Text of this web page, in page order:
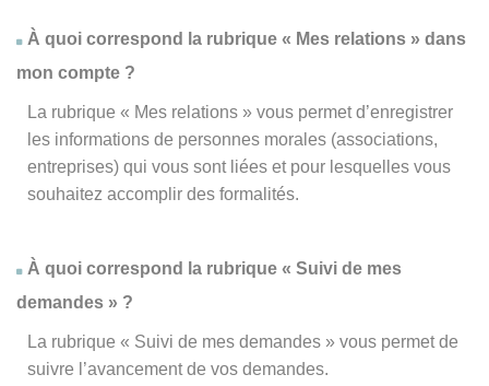
À quoi correspond la rubrique « Mes relations » dans
mon compte ?
La rubrique « Mes relations » vous permet d’enregistrer
les informations de personnes morales (associations,
entreprises) qui vous sont liées et pour lesquelles vous
souhaitez accomplir des formalités.
À quoi correspond la rubrique « Suivi de mes
demandes » ?
La rubrique « Suivi de mes demandes » vous permet de
suivre l’avancement de vos demandes.